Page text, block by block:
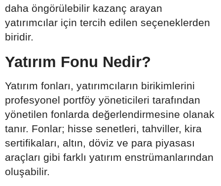
daha öngörülebilir kazanç arayan
yatırımcılar için tercih edilen seçeneklerden
biridir.
Yatırım Fonu Nedir?
Yatırım fonları, yatırımcıların birikimlerini
profesyonel portföy yöneticileri tarafından
yönetilen fonlarda değerlendirmesine olanak
tanır. Fonlar; hisse senetleri, tahviller, kira
sertifikaları, altın, döviz ve para piyasası
araçları gibi farklı yatırım enstrümanlarından
oluşabilir.